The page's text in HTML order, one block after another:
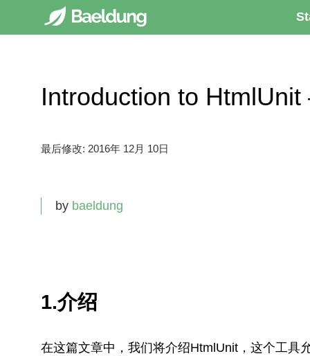
Introduction to
最后修改: 2016年 12月 10日
by baeldung
1.介绍
在这篇文章中，我们将介绍HtmlUnit，这个工具